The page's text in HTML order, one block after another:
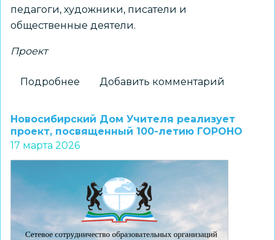
педагоги, художники, писатели и
общественные деятели.
Проект
Подробнее
Новосибирске
презентовали
том
благотворительного
проекта
«Книга
для
Добавить комментарий
Новосибирский Дом Учителя реализует
проект, посвященный 100-летию ГОРОНО
17 марта 2026